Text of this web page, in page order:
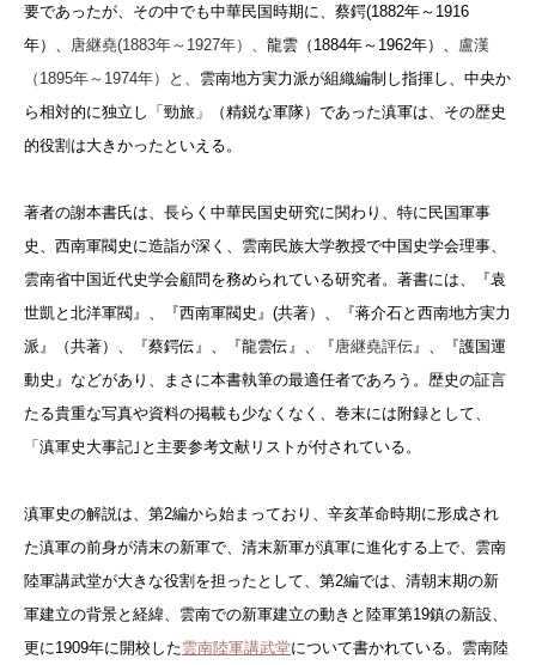
要であったが、その中でも中華民国時期に、蔡鍔(1882年～1916
年）、 唐継堯(1883年～1927年）、 龍雲（1884年～1962年）、 盧漢
（1895年～1974年）と、 雲南地方実力派が組織編制し指揮し、中央か
ら相対的に独立し「勁旅」（精鋭な軍隊）であった滇軍は、その歴史
的役割は大きかったといえる。
著者の謝本書氏は、長らく中華民国史研究に関わり、特に民国軍事
史、西南軍閥史に造詣が深く、雲南民族大学教授で中国史学会理事、
雲南省中国近代史学会顧問を務められている研究者。著書には、『袁
世凱と北洋軍閥』、『西南軍閥史』(共著）、『蒋介石と西南地方実力
派』（共著）、『蔡鍔伝』、『龍雲伝』、『唐継堯評伝 』、『護国運
動史』などがあり、まさに本書執筆の最適任者であろう。歴史の証言
たる貴重な写真や資料の掲載も少なくなく、巻末には附録として、
「滇軍史大事記｣と主要参考文献リストが付されている。
滇軍史の解説は、第2編から始まっており、辛亥革命時期に形成され
た滇軍の前身が清末の新軍で、清末新軍が滇軍に進化する上で、雲南
陸軍講武堂が大きな役割を担ったとして、第2編では、清朝末期の新
軍建立の背景と経緯、雲南での新軍建立の動きと陸軍第19鎮の新設、
更に1909年に開校した雲南陸軍講武堂について書かれている。雲南陸